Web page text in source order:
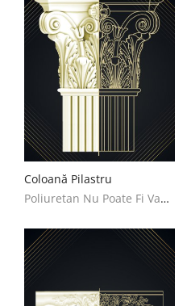
Coloană Pilastru
Poliuretan Nu Poate Fi Vandut Decoratiuni Casa